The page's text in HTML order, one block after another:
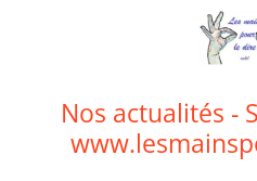
principalNos actualités -